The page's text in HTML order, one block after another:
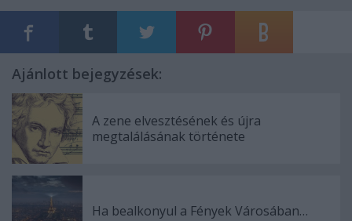
Ajánlott bejegyzések:
A zene elvesztésének és újra
megtalálásának története
Ha bealkonyul a Fények Városában…